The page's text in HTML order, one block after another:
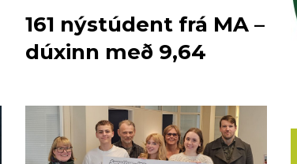
161 nýstúdent frá MA –
dúxinn með 9,64